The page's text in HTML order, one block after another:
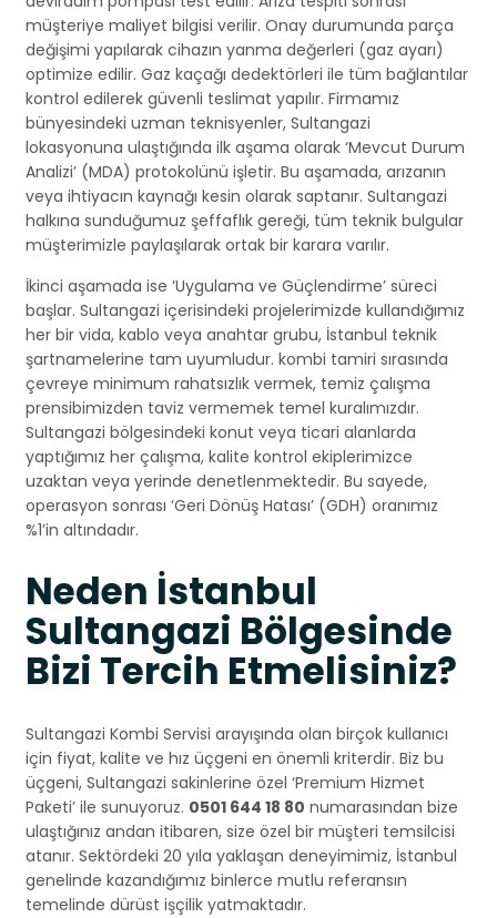
müşteriye maliyet bilgisi verilir. Onay durumunda parça
değişimi yapılarak cihazın yanma değerleri (gaz ayarı)
optimize edilir. Gaz kaçağı dedektörleri ile tüm bağlantılar
kontrol edilerek güvenli teslimat yapılır. Firmamız
bünyesindeki uzman teknisyenler, Sultangazi
lokasyonuna ulaştığında ilk aşama olarak ‘Mevcut Durum
Analizi’ (MDA) protokolünü işletir. Bu aşamada, arızanın
veya ihtiyacın kaynağı kesin olarak saptanır. Sultangazi
halkına sunduğumuz şeffaflık gereği, tüm teknik bulgular
müşterimizle paylaşılarak ortak bir karara varılır.
İkinci aşamada ise ‘Uygulama ve Güçlendirme’ süreci
başlar. Sultangazi içerisindeki projelerimizde kullandığımız
her bir vida, kablo veya anahtar grubu, İstanbul teknik
şartnamelerine tam uyumludur. kombi tamiri sırasında
çevreye minimum rahatsızlık vermek, temiz çalışma
prensibimizden taviz vermemek temel kuralımızdır.
Sultangazi bölgesindeki konut veya ticari alanlarda
yaptığımız her çalışma, kalite kontrol ekiplerimizce
uzaktan veya yerinde denetlenmektedir. Bu sayede,
operasyon sonrası ‘Geri Dönüş Hatası’ (GDH) oranımız
%1’in altındadır.
Neden İstanbul
Sultangazi Bölgesinde
Bizi Tercih Etmelisiniz?
Sultangazi Kombi Servisi arayışında olan birçok kullanıcı
için fiyat, kalite ve hız üçgeni en önemli kriterdir. Biz bu
üçgeni, Sultangazi sakinlerine özel ‘Premium Hizmet
Paketi’ ile sunuyoruz. 0501 644 18 80 numarasından bize
ulaştığınız andan itibaren, size özel bir müşteri temsilcisi
atanır. Sektördeki 20 yıla yaklaşan deneyimimiz, İstanbul
genelinde kazandığımız binlerce mutlu referansın
temelinde dürüst işçilik yatmaktadır.